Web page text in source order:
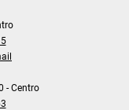
- Centro